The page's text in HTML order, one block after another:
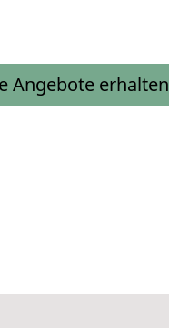
Angebote erhalten